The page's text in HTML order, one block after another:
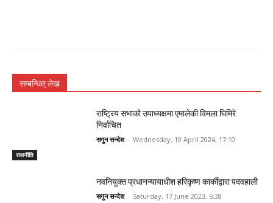
सम्बन्धित् लेख
राजनीति
राष्ट्रिय सभाको उपाध्यक्षमा एमालेकी विमला घिमिरे
निर्वाचित
सगुन सन्देश - Wednesday, 10 April 2024, 17:10
नवनियुक्त प्रधानन्यायाधीश हरिकृष्ण कार्कीद्वारा पदवहाली
सगुन सन्देश - Saturday, 17 June 2023, 6:38